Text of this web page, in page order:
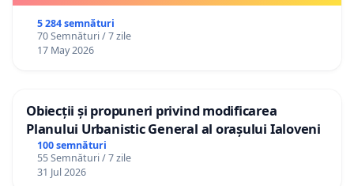
5 284 semnături
70 Semnături / 7 zile
17 May 2026
Obiecții și propuneri privind modificarea
Planului Urbanistic General al orașului Ialoveni
100 semnături
55 Semnături / 7 zile
31 Jul 2026